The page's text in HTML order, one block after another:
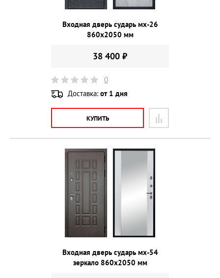
Входная дверь сударь мх-26
860х2050 мм
38 400 ₽
0
Доставка: от 1 дня
КУПИТЬ
Входная дверь сударь мх-54
зеркало 860х2050 мм